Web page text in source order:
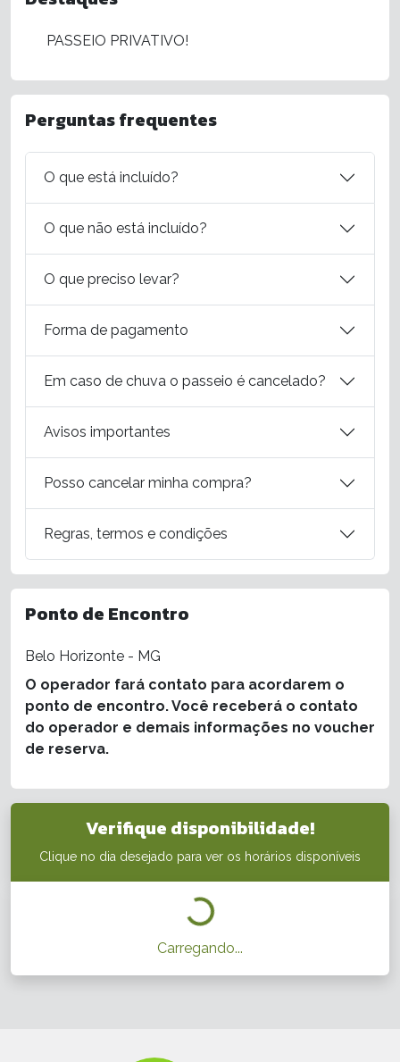
PASSEIO PRIVATIVO!
Perguntas frequentes
O que está incluído?
O que não está incluído?
O que preciso levar?
Forma de pagamento
Em caso de chuva o passeio é cancelado?
Avisos importantes
Posso cancelar minha compra?
Regras, termos e condições
Ponto de Encontro
Belo Horizonte - MG
O operador fará contato para acordarem o
ponto de encontro. Você receberá o contato
do operador e demais informações no voucher
de reserva.
Verifique disponibilidade!
Clique no dia desejado para ver os horários disponíveis
Carregando...